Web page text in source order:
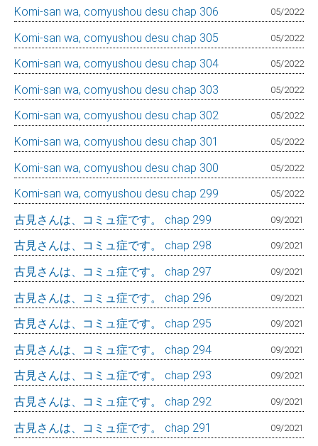
Komi-san wa, comyushou desu chap 306 05/2022
Komi-san wa, comyushou desu chap 305 05/2022
Komi-san wa, comyushou desu chap 304 05/2022
Komi-san wa, comyushou desu chap 303 05/2022
Komi-san wa, comyushou desu chap 302 05/2022
Komi-san wa, comyushou desu chap 301 05/2022
Komi-san wa, comyushou desu chap 300 05/2022
Komi-san wa, comyushou desu chap 299 05/2022
古見さんは、コミュ症です。 chap 299 09/2021
古見さんは、コミュ症です。 chap 298 09/2021
古見さんは、コミュ症です。 chap 297 09/2021
古見さんは、コミュ症です。 chap 296 09/2021
古見さんは、コミュ症です。 chap 295 09/2021
古見さんは、コミュ症です。 chap 294 09/2021
古見さんは、コミュ症です。 chap 293 09/2021
古見さんは、コミュ症です。 chap 292 09/2021
古見さんは、コミュ症です。 chap 291 09/2021